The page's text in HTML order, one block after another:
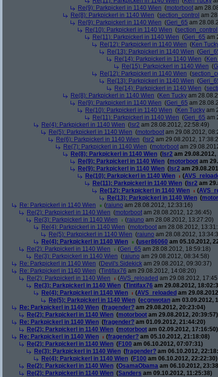
Re(9): Parkpickerl in 1140 Wien (motorboot am
Re(8): Parkpickerl in 1140 Wien (section_control am
Re(9): Parkpickerl in 1140 Wien (Geri_65 am
Re(10): Parkpickerl in 1140 Wien (section_control
Re(11): Parkpickerl in 1140 Wien (Geri_65 am
Re(12): Parkpickerl in 1140 Wien (Ken
Re(13): Parkpickerl in 1140 Wien (
Re(14): Parkpickerl in 1140 Wien (
Re(15): Parkpickerl in 1140 Wien (
Re(12): Parkpickerl in 1140 Wien (
Re(13): Parkpickerl in 1140 Wien (
Re(14): Parkpickerl in 1140 Wien (
Re(8): Parkpickerl in 1140 Wien (Ken Tucky am
Re(9): Parkpickerl in 1140 Wien (Geri_65 am
Re(10): Parkpickerl in 1140 Wien (Ken Tucky am
Re(11): Parkpickerl in 1140 Wien (Geri_65 am
Re(4): Parkpickerl in 1140 Wien ( lsr2 am 28.08.2012, 22:58:49)
Re(5): Parkpickerl in 1140 Wien (motorboot am 29.08.2012,
Re(6): Parkpickerl in 1140 Wien ( lsr2 am 29.08.2012,
Re(7): Parkpickerl in 1140 Wien (motorboot am
Re(8): Parkpickerl in 1140 Wien ( lsr2 am 29.08.2012,
Re(9): Parkpickerl in 1140 Wien (motorboot am
Re(9): Parkpickerl in 1140 Wien ( lsr2 am
Re(10): Parkpickerl in 1140 Wien
(
Re(11): Parkpickerl in 1140 Wien ( lsr2 am
Re(12): Parkpickerl in 1140 Wien
(
Re(13): Parkpickerl in 1140 Wien (
Re: Parkpickerl in 1140 Wien
(raiuno am 28.08.2012, 12:33:16)
Re(2): Parkpickerl in 1140 Wien (motorboot am 28.08.2012, 12:36:45)
Re(3): Parkpickerl in 1140 Wien
(raiuno am 28.08.2012, 13:27:20)
Re(4): Parkpickerl in 1140 Wien (motorboot am 28.08.2012,
Re(5): Parkpickerl in 1140 Wien (raiuno am 28.08.2012,
Re(4): Parkpickerl in 1140 Wien
(user86060 am 05.10.2012,
Re(2): Parkpickerl in 1140 Wien
(Geri_65 am 28.08.2012, 18:59:18)
Re(3): Parkpickerl in 1140 Wien (raiuno am 29.08.2012, 08:34:58)
Re: Parkpickerl in 1140 Wien (Devil's Sidekick am 29.08.2012, 09:30:37)
Re: Parkpickerl in 1140 Wien (Tintifax76 am 29.08.2012, 14:08:20)
Re(2): Parkpickerl in 1140 Wien
(AVS_reloaded am 29.08.2012,
Re(3): Parkpickerl in 1140 Wien (Tintifax76 am 29.08.2012,
Re(4): Parkpickerl in 1140 Wien
(AVS_reloaded am
Re(5): Parkpickerl in 1140 Wien (ecgnwotan am 03.09.2012,
Re: Parkpickerl in 1140 Wien (fragender? am 29.08.2012, 20:23:04)
Re(2): Parkpickerl in 1140 Wien (motorboot am 29.08.2012, 20:39:57)
Re: Parkpickerl in 1140 Wien (fragender? am 01.09.2012, 21:44:20)
Re(2): Parkpickerl in 1140 Wien (motorboot am 02.09.2012, 17:16:50)
Re: Parkpickerl in 1140 Wien
(fragender? am 05.10.2012, 21:18:08)
Re(2): Parkpickerl in 1140 Wien (F100 am 06.10.2012, 07:07:31)
Re(3): Parkpickerl in 1140 Wien (fragender? am 06.10.2012,
Re(4): Parkpickerl in 1140 Wien (F100 am 06.10.2012, 22:22:30)
Re(2): Parkpickerl in 1140 Wien (OsamaObama am 06.10.2012,
Re(2): Parkpickerl in 1140 Wien (Sanders am 09.10.2012, 11:25:38)